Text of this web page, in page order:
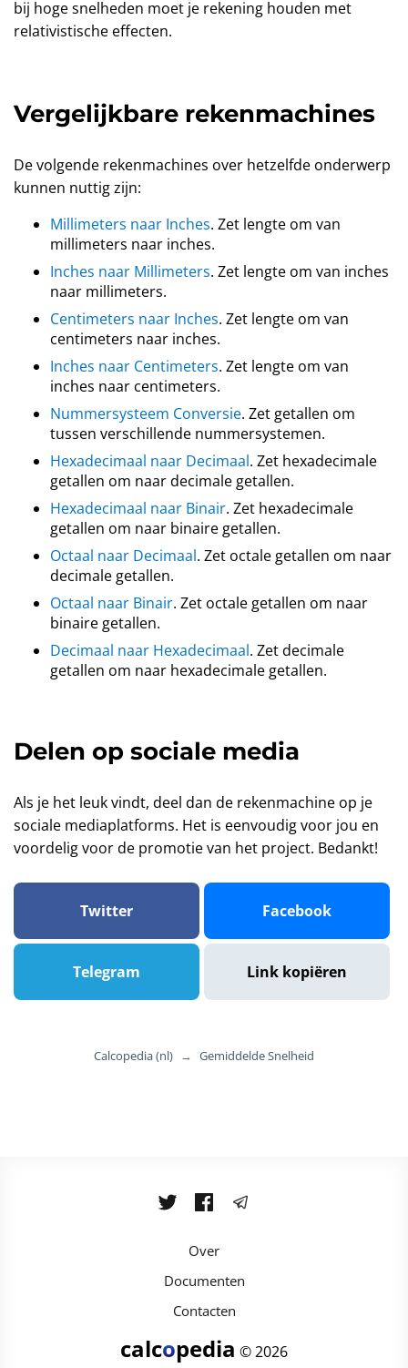
bij hoge snelheden moet je rekening houden met
relativistische effecten.
Vergelijkbare rekenmachines
De volgende rekenmachines over hetzelfde onderwerp
kunnen nuttig zijn:
Millimeters naar Inches. Zet lengte om van
millimeters naar inches.
Inches naar Millimeters. Zet lengte om van inches
naar millimeters.
Centimeters naar Inches. Zet lengte om van
centimeters naar inches.
Inches naar Centimeters. Zet lengte om van
inches naar centimeters.
Nummersysteem Conversie. Zet getallen om
tussen verschillende nummersystemen.
Hexadecimaal naar Decimaal. Zet hexadecimale
getallen om naar decimale getallen.
Hexadecimaal naar Binair. Zet hexadecimale
getallen om naar binaire getallen.
Octaal naar Decimaal. Zet octale getallen om naar
decimale getallen.
Octaal naar Binair. Zet octale getallen om naar
binaire getallen.
Decimaal naar Hexadecimaal. Zet decimale
getallen om naar hexadecimale getallen.
Delen op sociale media
Als je het leuk vindt, deel dan de rekenmachine op je
sociale mediaplatforms. Het is eenvoudig voor jou en
voordelig voor de promotie van het project. Bedankt!
Twitter Facebook
Telegram Link kopiëren
Calcopedia (nl) → Gemiddelde Snelheid
Over
Documenten
Contacten
calcopedia © 2026